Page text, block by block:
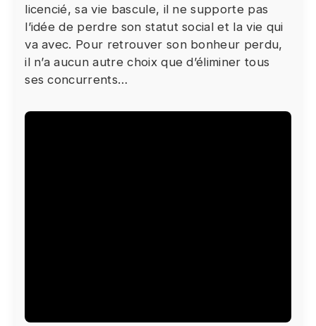
donner votre consentement en cliquant sur le
bouton ci-dessous.
J'accepte - Lancer la vidéo
licencié, sa vie bascule, il ne supporte pas
l’idée de perdre son statut social et la vie qui
va avec. Pour retrouver son bonheur perdu,
il n’a aucun autre choix que d’éliminer tous
ses concurrents…